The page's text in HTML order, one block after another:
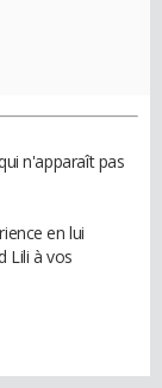
n'apparaît pas
en lui
Lili à vos